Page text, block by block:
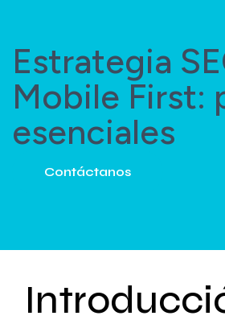
Estrategia
Mobile First:
esenciales
Contáctanos